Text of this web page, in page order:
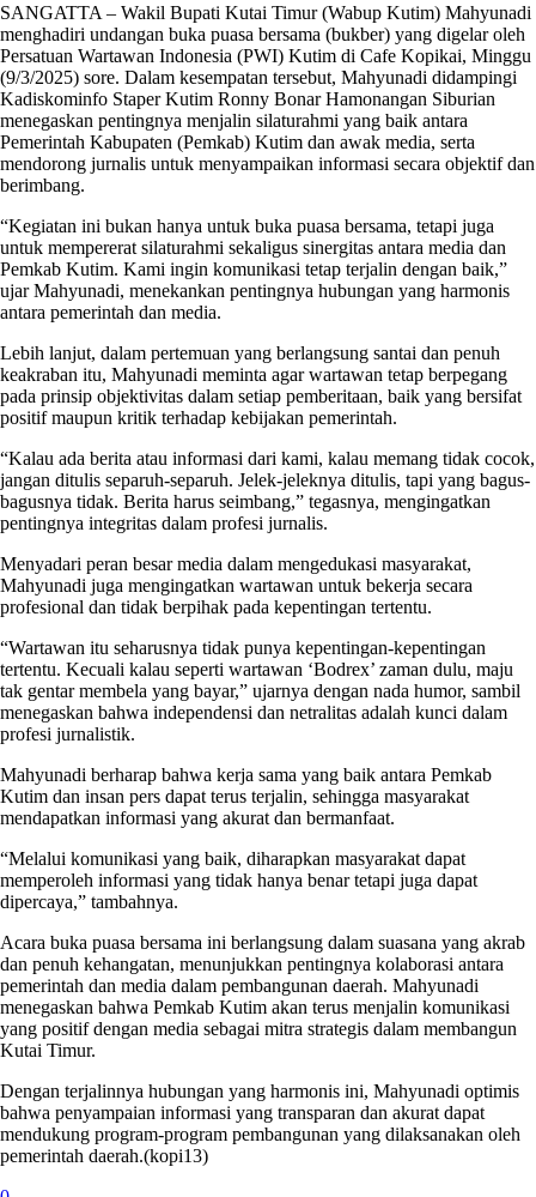
SANGATTA – Wakil Bupati Kutai Timur (Wabup Kutim) Mahyunadi
menghadiri undangan buka puasa bersama (bukber) yang digelar oleh
Persatuan Wartawan Indonesia (PWI) Kutim di Cafe Kopikai, Minggu
(9/3/2025) sore. Dalam kesempatan tersebut, Mahyunadi didampingi
Kadiskominfo Staper Kutim Ronny Bonar Hamonangan Siburian
menegaskan pentingnya menjalin silaturahmi yang baik antara
Pemerintah Kabupaten (Pemkab) Kutim dan awak media, serta
mendorong jurnalis untuk menyampaikan informasi secara objektif dan
berimbang.
“Kegiatan ini bukan hanya untuk buka puasa bersama, tetapi juga
untuk mempererat silaturahmi sekaligus sinergitas antara media dan
Pemkab Kutim. Kami ingin komunikasi tetap terjalin dengan baik,”
ujar Mahyunadi, menekankan pentingnya hubungan yang harmonis
antara pemerintah dan media.
Lebih lanjut, dalam pertemuan yang berlangsung santai dan penuh
keakraban itu, Mahyunadi meminta agar wartawan tetap berpegang
pada prinsip objektivitas dalam setiap pemberitaan, baik yang bersifat
positif maupun kritik terhadap kebijakan pemerintah.
“Kalau ada berita atau informasi dari kami, kalau memang tidak cocok,
jangan ditulis separuh-separuh. Jelek-jeleknya ditulis, tapi yang bagus-
bagusnya tidak. Berita harus seimbang,” tegasnya, mengingatkan
pentingnya integritas dalam profesi jurnalis.
Menyadari peran besar media dalam mengedukasi masyarakat,
Mahyunadi juga mengingatkan wartawan untuk bekerja secara
profesional dan tidak berpihak pada kepentingan tertentu.
“Wartawan itu seharusnya tidak punya kepentingan-kepentingan
tertentu. Kecuali kalau seperti wartawan ‘Bodrex’ zaman dulu, maju
tak gentar membela yang bayar,” ujarnya dengan nada humor, sambil
menegaskan bahwa independensi dan netralitas adalah kunci dalam
profesi jurnalistik.
Mahyunadi berharap bahwa kerja sama yang baik antara Pemkab
Kutim dan insan pers dapat terus terjalin, sehingga masyarakat
mendapatkan informasi yang akurat dan bermanfaat.
“Melalui komunikasi yang baik, diharapkan masyarakat dapat
memperoleh informasi yang tidak hanya benar tetapi juga dapat
dipercaya,” tambahnya.
Acara buka puasa bersama ini berlangsung dalam suasana yang akrab
dan penuh kehangatan, menunjukkan pentingnya kolaborasi antara
pemerintah dan media dalam pembangunan daerah. Mahyunadi
menegaskan bahwa Pemkab Kutim akan terus menjalin komunikasi
yang positif dengan media sebagai mitra strategis dalam membangun
Kutai Timur.
Dengan terjalinnya hubungan yang harmonis ini, Mahyunadi optimis
bahwa penyampaian informasi yang transparan dan akurat dapat
mendukung program-program pembangunan yang dilaksanakan oleh
pemerintah daerah.(kopi13)